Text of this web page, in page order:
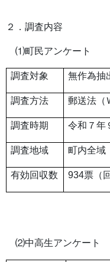
２．調査内容
⑴町民アンケート
調査対象 無作為抽
調査方法 郵送法（
調査時期 令和７年
調査地域 町内全域
有効回収数 934票（
⑵中高生アンケート